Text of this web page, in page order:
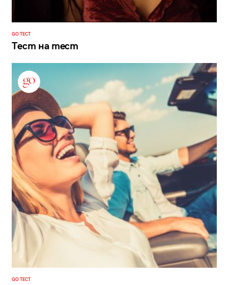
GO ТЕСТ
Тест на тест
GO ТЕСТ